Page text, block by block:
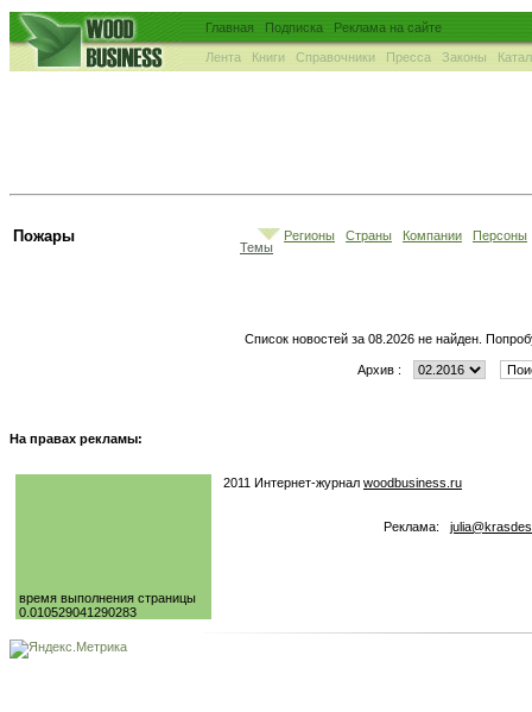
Главная Подписка Реклама на сайте
Лента Книги Справочники Пресса Законы
Пожары
Темы
Регионы Страны Компании Персоны
Список новостей за 08.2026 не найден.
Архив :
На правах рекламы:
время выполнения страницы
0.010529041290283
2011 Интернет-журнал woodbusiness.ru
Реклама: